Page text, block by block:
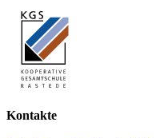
Kontakte